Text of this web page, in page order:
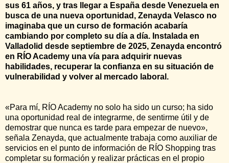
sus 61 años, y tras llegar a España desde Venezuela en
busca de una nueva oportunidad, Zenayda Velasco no
imaginaba que un curso de formación acabaría
cambiando por completo su día a día. Instalada en
Valladolid desde septiembre de 2025, Zenayda encontró
en RÍO Academy una vía para adquirir nuevas
habilidades, recuperar la confianza en su situación de
vulnerabilidad y volver al mercado laboral.
«Para mí, RÍO Academy no solo ha sido un curso; ha sido
una oportunidad real de integrarme, de sentirme útil y de
demostrar que nunca es tarde para empezar de nuevo»,
señala Zenayda, que actualmente trabaja como auxiliar de
servicios en el punto de información de RÍO Shopping tras
completar su formación y realizar prácticas en el propio